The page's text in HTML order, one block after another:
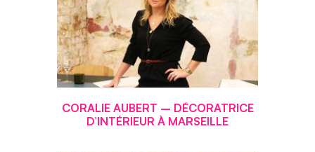
CORALIE AUBERT – DÉCORATRICE
D’INTÉRIEUR À MARSEILLE